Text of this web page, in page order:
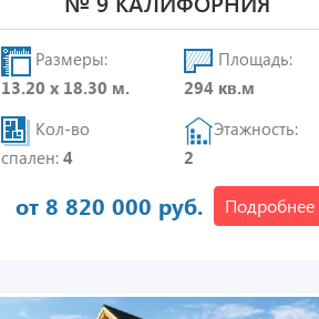
Размеры:
13.20 х 18.30 м.
Кол-во
спален: 4
Площадь:
294 кв.м
Этажность:
2
от 8 820 000 руб. Подробнее